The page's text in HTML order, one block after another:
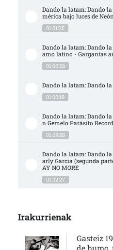
Dando la latam: Dando
mérica bajo luces de
01:01:35
Dando la latam: Dando la
amo latino - Gargantas
01:00:28
Dando la latam: Dando
01:00:19
Dando la latam: Dando la
n Gemelo Parásito
01:05:28
Dando la latam: Dando
arly García (segunda
AY NO MORE
01:02:27
Irakurrienak
Gasteiz